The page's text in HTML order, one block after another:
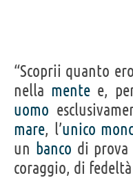
“Scoprii quanto ero
nella mente e,
uomo
mare, l’unico
un banco di
coraggio, di fedeltà